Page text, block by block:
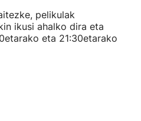
pelikulak
ikusi ahalko dira eta
eta 21:30etarako